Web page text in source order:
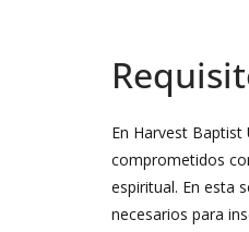
En Harvest
comprometidos
espiritual. En esta
necesarios para